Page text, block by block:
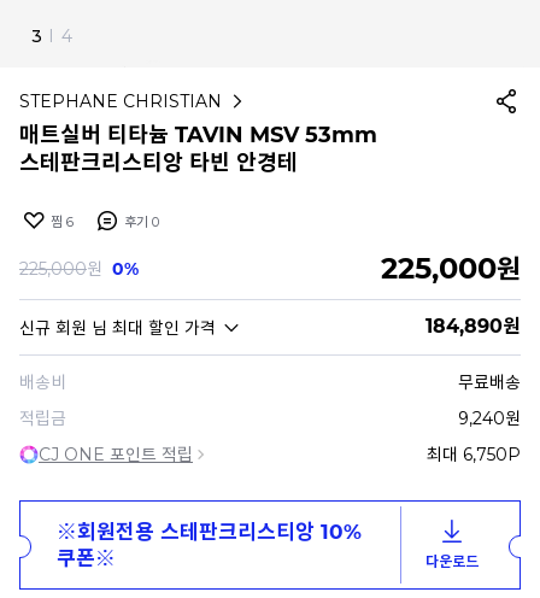
4 I 4
STEPHANE CHRISTIAN
매트실버 티타늄 TAVIN MSV 53mm
스테판크리스티앙 타빈 안경테
찜 6 후기 0
225,000원 0% 225,000원
신규 회원 님 최대 할인 가격 184,890원
배송비
무료배송
적립금
9,240원
CJ ONE 포인트 적립
최대 6,750P
※회원전용 스테판크리스티앙 10%
쿠폰※
다운로드